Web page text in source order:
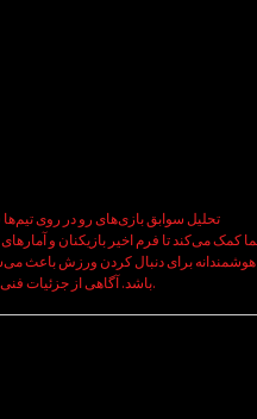
تحلیل سوابق بازی‌های رو در روی
هوشمندانه برای دنبال کردن ورزش باعث
باشد. آگاهی از جزئیات فنی همیشه تفاوت بین یک تماشاگر معمولی و یک هوادار حرفه‌ای را مشخص می‌کند.